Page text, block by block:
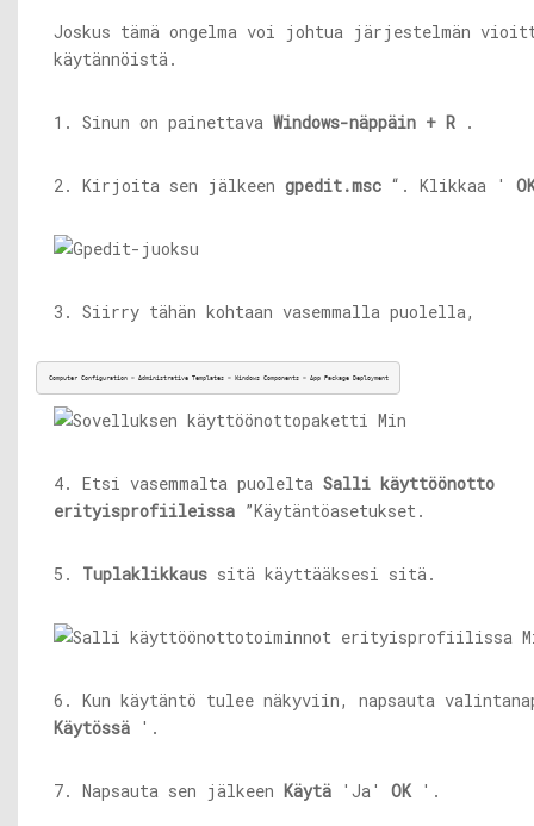
Joskus tämä ongelma voi johtua järjestelmän
käytännöistä.
1. Sinun on painettava Windows-näppäin + R .
2. Kirjoita sen jälkeen gpedit.msc “. Klikkaa '
3. Siirry tähän kohtaan vasemmalla puolella,
Computer Configuration > Administrative Templates > Windows Components > App Package Deployment
4. Etsi vasemmalta puolelta Salli käyttöönotto
erityisprofiileissa ”Käytäntöasetukset.
5. Tuplaklikkaus sitä käyttääksesi sitä.
6. Kun käytäntö tulee näkyviin, napsauta
Käytössä '.
7. Napsauta sen jälkeen Käytä 'Ja' OK'.